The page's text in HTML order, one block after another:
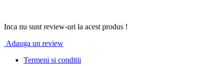
Inca nu sunt review-uri la acest produs !
Adauga un review
Termeni si conditii